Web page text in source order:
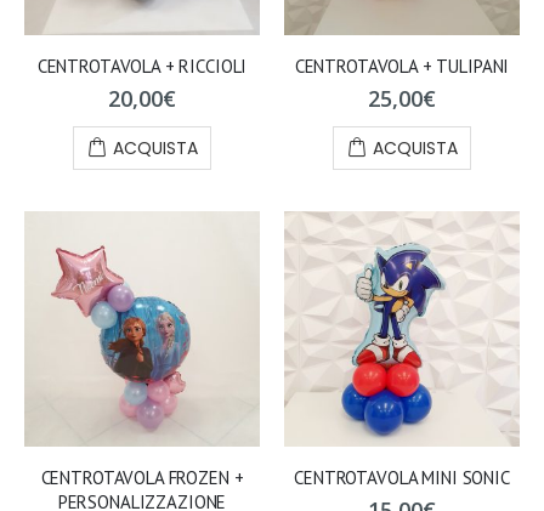
CENTROTAVOLA + RICCIOLI
20,00€
ACQUISTA
CENTROTAVOLA + TULIPANI
25,00€
ACQUISTA
CENTROTAVOLA FROZEN +
PERSONALIZZAZIONE
CENTROTAVOLA MINI SONIC